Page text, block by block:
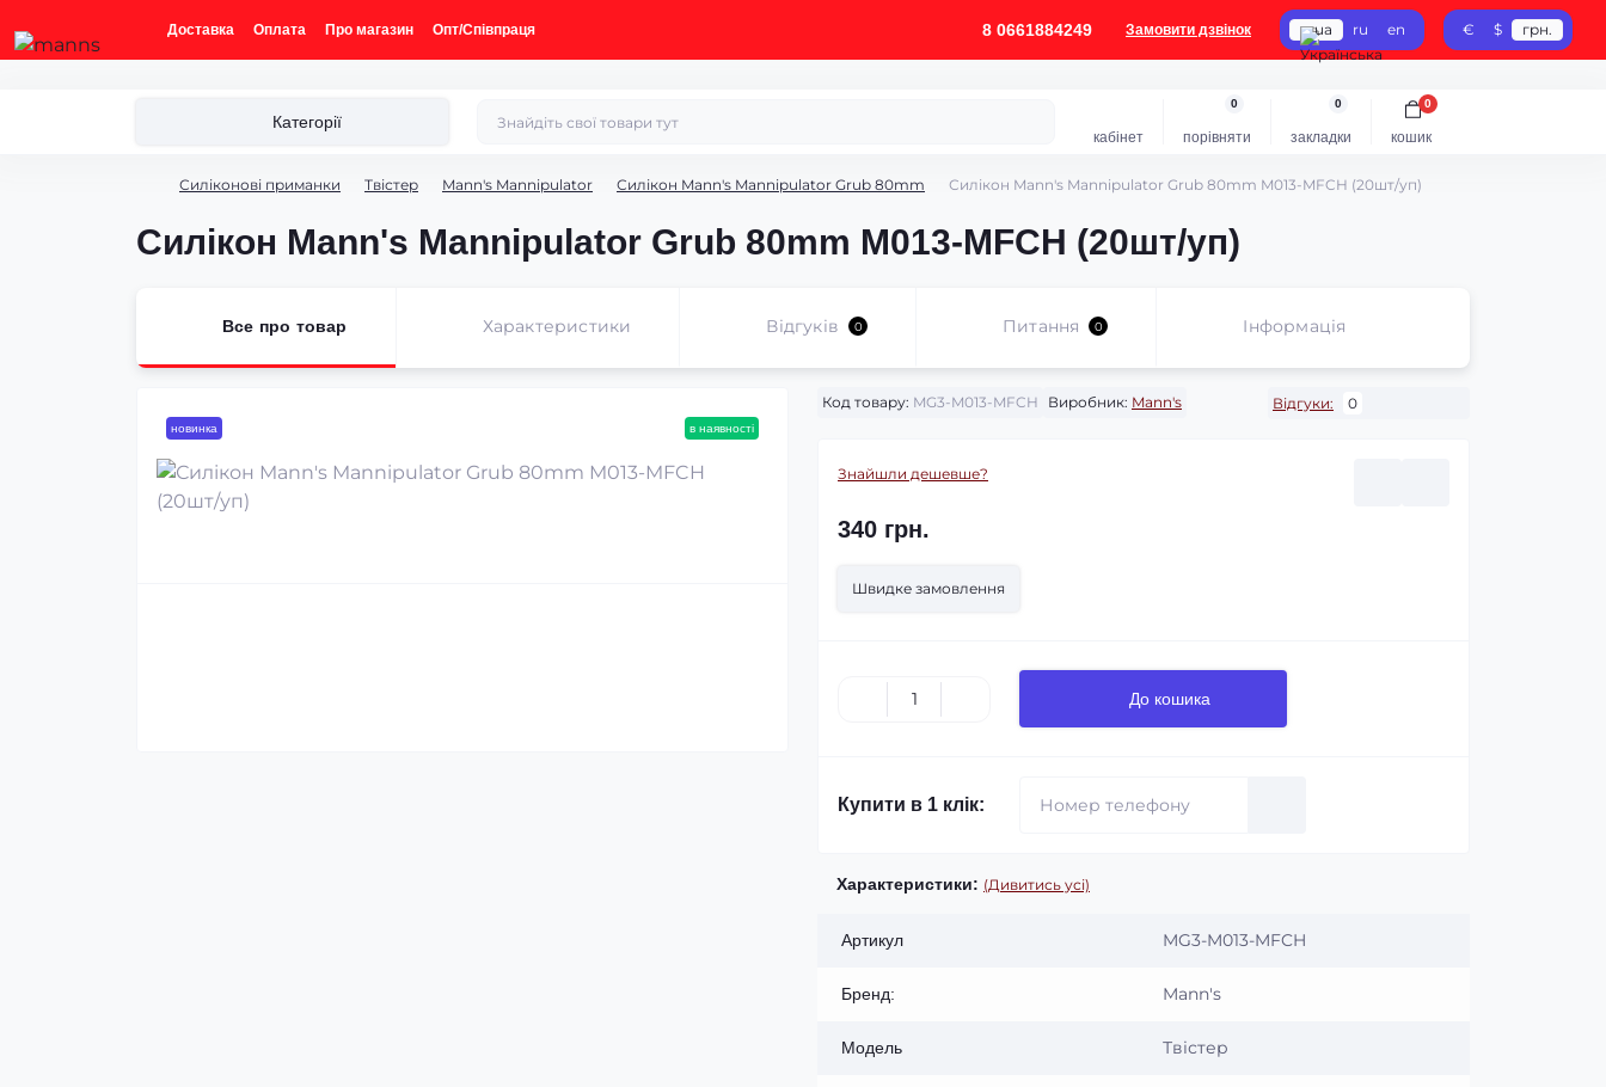
Доставка Оплата Про магазин Опт/Співпраця 8 0661884249 Замовити дзвінок ua ru en € $ грн.
Категорії
кабінет порівняти
0
закладки
0
кошик
0
Силіконові приманки Твістер Mann's Mannipulator Силікон Mann's Mannipulator Grub 80mm Силікон Mann's Mannipulator Grub 80mm M013-MFCH (20шт/уп)
Силікон Mann's Mannipulator Grub 80mm M013-MFCH (20шт/уп)
Все про товар Характеристики Відгуків 0 Питання 0 Iнформація
новинка в наявності
Код товару: MG3-M013-MFCH Виробник: Mann's Відгуки: 0
Знайшли дешевше?
340 грн.
Швидке замовлення
До кошика
Купити в 1 клік:
Характеристики: (Дивитись усі)
Артикул MG3-M013-MFCH
Бренд: Mann's
Модель Твістер